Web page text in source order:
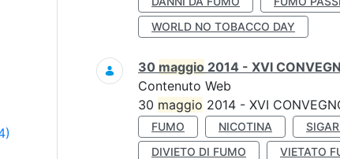
WORLD NO TOBACCO DAY
30 maggio 2014 - XVI
Contenuto Web
30 maggio 2014 - XVI
FUMO NICOTINA
DIVIETO DI FUMO
VIETATO